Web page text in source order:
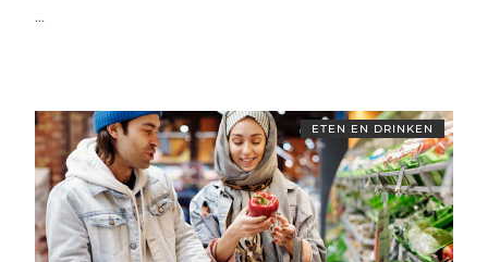
...
ETEN EN DRINKEN